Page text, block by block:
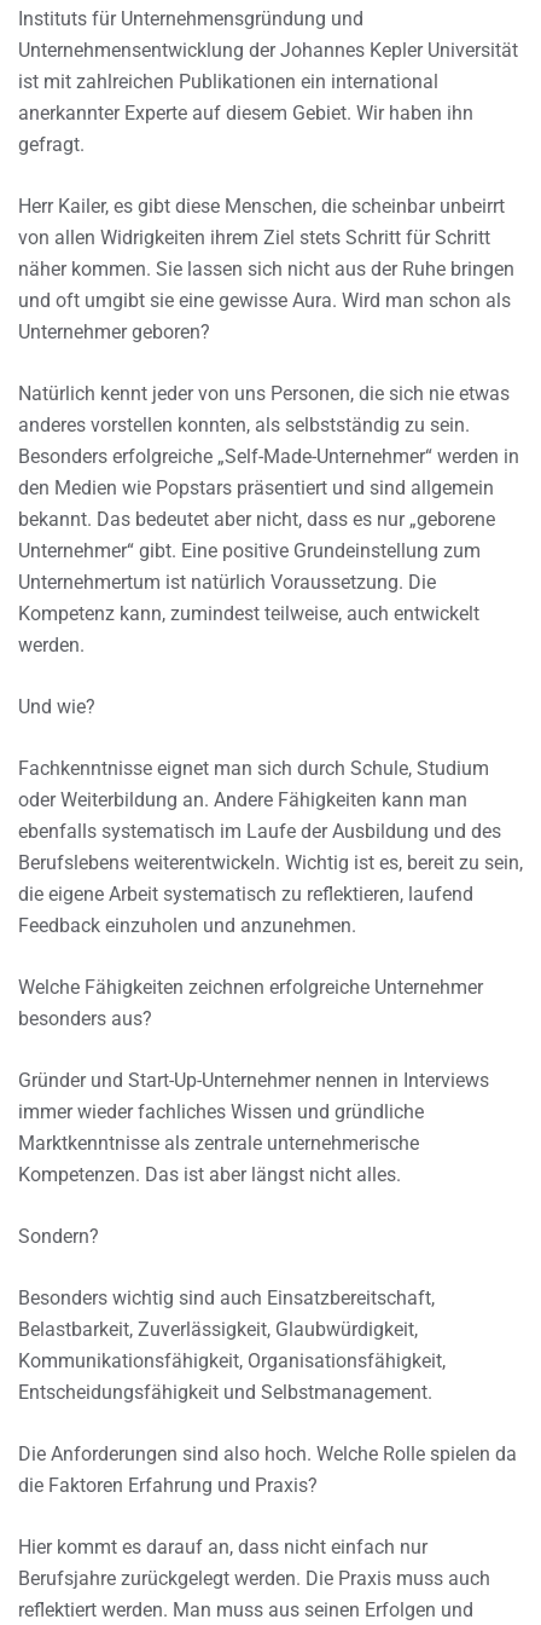
Instituts für Unternehmensgründung und
Unternehmensentwicklung der Johannes Kepler Universität
ist mit zahlreichen Publikationen ein international
anerkannter Experte auf diesem Gebiet. Wir haben ihn
gefragt.
Herr Kailer, es gibt diese Menschen, die scheinbar unbeirrt
von allen Widrigkeiten ihrem Ziel stets Schritt für Schritt
näher kommen. Sie lassen sich nicht aus der Ruhe bringen
und oft umgibt sie eine gewisse Aura. Wird man schon als
Unternehmer geboren?
Natürlich kennt jeder von uns Personen, die sich nie etwas
anderes vorstellen konnten, als selbstständig zu sein.
Besonders erfolgreiche „Self-Made-Unternehmer“ werden in
den Medien wie Popstars präsentiert und sind allgemein
bekannt. Das bedeutet aber nicht, dass es nur „geborene
Unternehmer“ gibt. Eine positive Grundeinstellung zum
Unternehmertum ist natürlich Voraussetzung. Die
Kompetenz kann, zumindest teilweise, auch entwickelt
werden.
Und wie?
Fachkenntnisse eignet man sich durch Schule, Studium
oder Weiterbildung an. Andere Fähigkeiten kann man
ebenfalls systematisch im Laufe der Ausbildung und des
Berufslebens weiterentwickeln. Wichtig ist es, bereit zu sein,
die eigene Arbeit systematisch zu reflektieren, laufend
Feedback einzuholen und anzunehmen.
Welche Fähigkeiten zeichnen erfolgreiche Unternehmer
besonders aus?
Gründer und Start-Up-Unternehmer nennen in Interviews
immer wieder fachliches Wissen und gründliche
Marktkenntnisse als zentrale unternehmerische
Kompetenzen. Das ist aber längst nicht alles.
Sondern?
Besonders wichtig sind auch Einsatzbereitschaft,
Belastbarkeit, Zuverlässigkeit, Glaubwürdigkeit,
Kommunikationsfähigkeit, Organisationsfähigkeit,
Entscheidungsfähigkeit und Selbstmanagement.
Die Anforderungen sind also hoch. Welche Rolle spielen da
die Faktoren Erfahrung und Praxis?
Hier kommt es darauf an, dass nicht einfach nur
Berufsjahre zurückgelegt werden. Die Praxis muss auch
reflektiert werden. Man muss aus seinen Erfolgen und